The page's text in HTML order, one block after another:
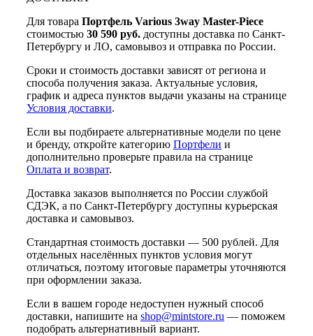
Для товара Портфель Various 3way Master-Piece
стоимостью 30 590 руб. доступны доставка по Санкт-
Петербургу и ЛО, самовывоз и отправка по России.
Сроки и стоимость доставки зависят от региона и
способа получения заказа. Актуальные условия,
график и адреса пунктов выдачи указаны на странице
Условия доставки.
Если вы подбираете альтернативные модели по цене
и бренду, откройте категорию Портфели и
дополнительно проверьте правила на странице
Оплата и возврат.
Доставка заказов выполняется по России службой
СДЭК, а по Санкт-Петербургу доступны курьерская
доставка и самовывоз.
Стандартная стоимость доставки — 500 рублей. Для
отдельных населённых пунктов условия могут
отличаться, поэтому итоговые параметры уточняются
при оформлении заказа.
Если в вашем городе недоступен нужный способ
доставки, напишите на shop@mintstore.ru — поможем
подобрать альтернативный вариант.